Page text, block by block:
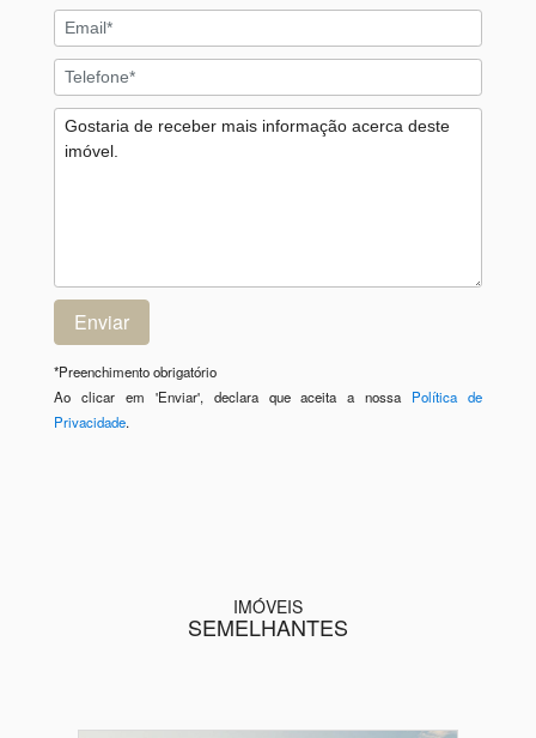
*Preenchimento obrigatório
Ao clicar em 'Enviar', declara que aceita a nossa Política de
Privacidade.
IMÓVEIS
SEMELHANTES